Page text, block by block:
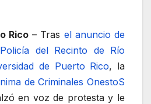
Rico– Tras el anuncio de
del Recinto de Río
de Puerto Rico, la
de Criminales OnestoS
en voz de protesta y le